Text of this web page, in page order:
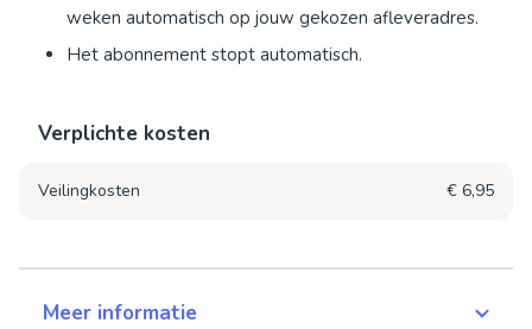
weken automatisch op jouw gekozen afleveradres.
Het abonnement stopt automatisch.
Verplichte kosten
Veilingkosten € 6,95
Meer informatie